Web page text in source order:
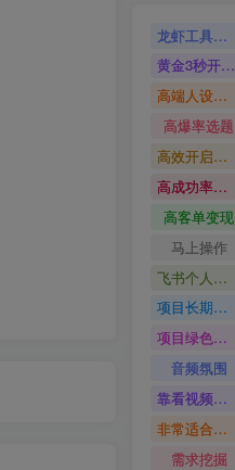
龙虾工具完整部署教学图文视频理财多赛道AI变现
黄金3秒开头与标题海报玩法
高端人设搭建积累客户信任
高爆率选题
高效开启跨境賺钱新通道
高成功率爆款全流程打法
高客单变现
马上操作
飞书个人版100G注册教程
项目长期稳定宝妈上班族既能兼职增收
项目绿色长久
音频氛围
靠看视频就能在YouTube上賺到钱
非常适合小白快速上手
需求挖掘